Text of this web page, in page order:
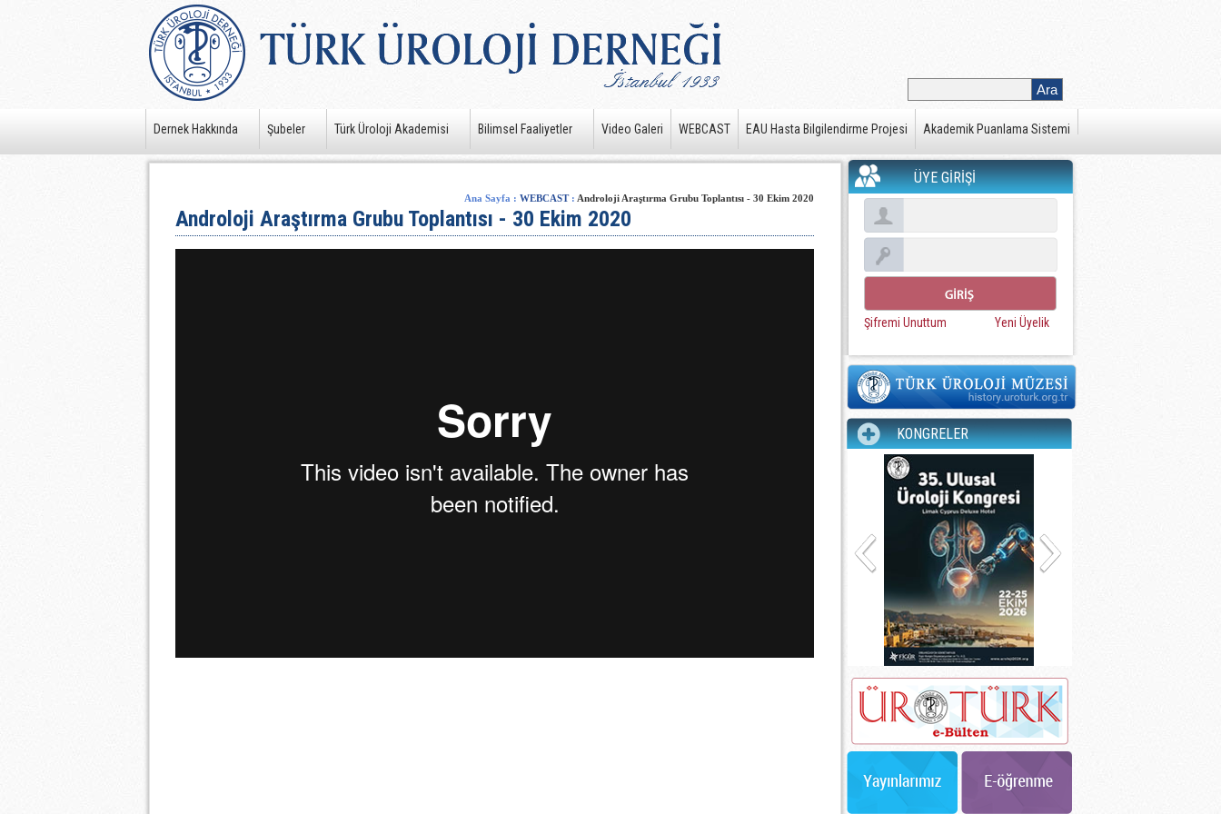
Dernek Hakkında Şubeler Türk Üroloji Akademisi Bilimsel Faaliyetler Video Galeri WEBCAST EAU Hasta Bilgilendirme Projesi Akademik Puanlama Sistemi
Ana Sayfa : WEBCAST: Androloji Araştırma Grubu Toplantısı - 30 Ekim 2020
Androloji Araştırma Grubu Toplantısı - 30 Ekim 2020
ÜYE GİRİŞİ
Şifremi Unuttum Yeni Üyelik
KONGRELER